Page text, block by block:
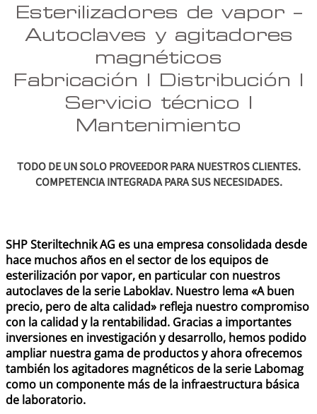
Esterilizadores de vapor –
Autoclaves y agitadores
magnéticos
Fabricación | Distribución |
Servicio técnico |
Mantenimiento
TODO DE UN SOLO PROVEEDOR PARA NUESTROS CLIENTES.
COMPETENCIA INTEGRADA PARA SUS NECESIDADES.
SHP Steriltechnik AG es una empresa consolidada desde
hace muchos años en el sector de los equipos de
esterilización por vapor, en particular con nuestros
autoclaves de la serie Laboklav. Nuestro lema «A buen
precio, pero de alta calidad» refleja nuestro compromiso
con la calidad y la rentabilidad. Gracias a importantes
inversiones en investigación y desarrollo, hemos podido
ampliar nuestra gama de productos y ahora ofrecemos
también los agitadores magnéticos de la serie Labomag
como un componente más de la infraestructura básica
de laboratorio.